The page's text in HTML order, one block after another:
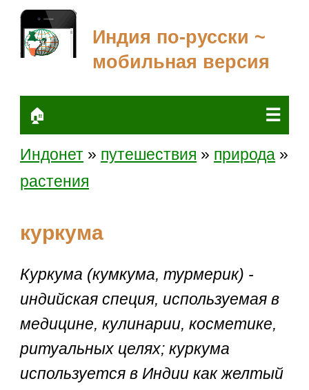
Индия по-русски ~
мобильная версия
🏠 ☰
Индонет » путешествия » природа »
растения
куркума
Куркума (кумкума, турмерик) -
индийская специя, используемая в
медицине, кулинарии, косметике,
ритуальных целях; куркума
используется в Индии как желтый